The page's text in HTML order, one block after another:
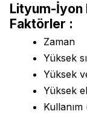
Lityum-İyon
Faktörler :
Zaman
Yüksek
Yüksek
Yüksek